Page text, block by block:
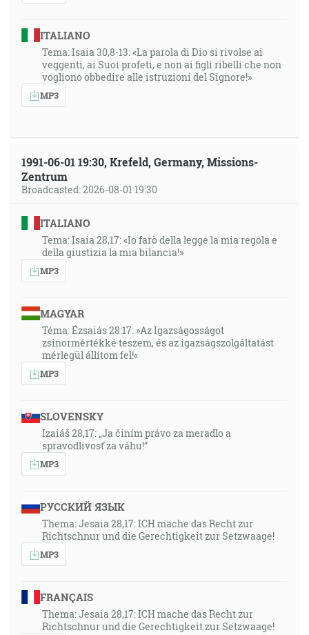
ITALIANO
Tema: Isaia 30,8-13: «La parola di Dio si rivolse ai
veggenti, ai Suoi profeti, e non ai figli ribelli che non
vogliono obbedire alle istruzioni del Signore!»
MP3
1991-06-01 19:30, Krefeld, Germany, Missions-
Zentrum
Broadcasted: 2026-08-01 19:30
ITALIANO
Tema: Isaia 28,17: «Io farò della legge la mia regola e
della giustizia la mia bilancia!»
MP3
MAGYAR
Téma: Ézsaiás 28:17: »Az Igazságosságot
zsinormértékké teszem, és az igazságszolgáltatást
mérlegül állítom fel!«
MP3
SLOVENSKY
Izaiáš 28,17: „Ja činím právo za meradlo a
spravodlivosť za váhu!“
MP3
РУССКИЙ ЯЗЫК
Thema: Jesaia 28,17: ICH mache das Recht zur
Richtschnur und die Gerechtigkeit zur Setzwaage!
MP3
FRANÇAIS
Thema: Jesaia 28,17: ICH mache das Recht zur
Richtschnur und die Gerechtigkeit zur Setzwaage!